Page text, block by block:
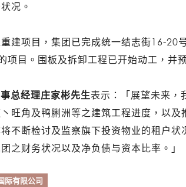
况。
建项目，集团已完成统一结志街16-20
项目。围板及拆卸工程已开始动工，并
总经理庄家彬先生表示：「展望未来，
旺角及鸭脷洲等之建筑工程进度，以及
不断检讨及监察旗下投资物业的租户状
之财务状况以及净负债与资本比率。」
际有限公司